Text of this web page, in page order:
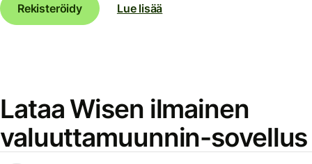
Rekisteröidy
Lue lisää
Lataa Wisen ilmainen
valuuttamuunnin-sovellus